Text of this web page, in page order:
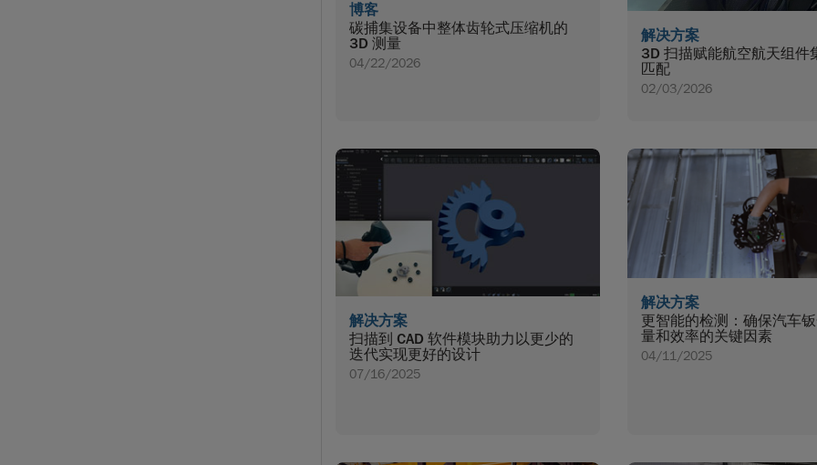
博客
碳捕集设备中整体齿轮式压缩机的
3D 测量
04/22/2026
解决方案
3D 扫描赋能航空航天组件
匹配
02/03/2026
解决方案
扫描到 CAD 软件模块助力以更少的
迭代实现更好的设计
07/16/2025
解决方案
更智能的检测：确保汽车
量和效率的关键因素
04/11/2025